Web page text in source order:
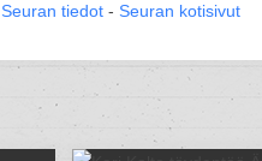
Seuran tiedot - Seuran kotisivut